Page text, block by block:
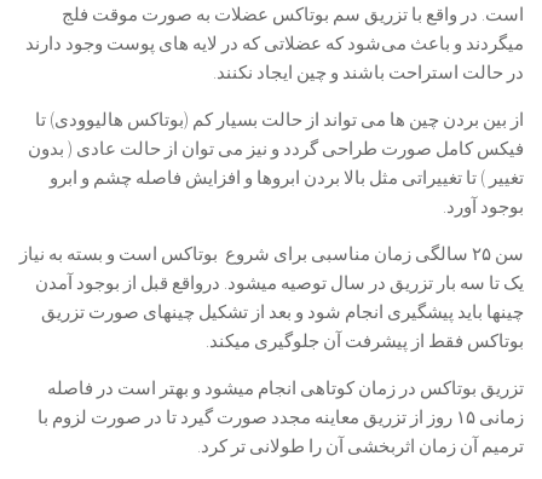
است. در واقع با تزریق سم بوتاکس عضلات به صورت موقت فلج
میگردند و باعث می‌شود که عضلاتی که در لایه های پوست وجود دارند
در حالت استراحت باشند و چین ایجاد نکنند.
از بین بردن چین ها می تواند از حالت بسیار کم (بوتاکس هالیوودی) تا
فیکس کامل صورت طراحی گردد و نیز می توان از حالت عادی ( بدون
تغییر ) تا تغییراتی مثل بالا بردن ابروها و افزایش فاصله چشم و ابرو
بوجود آورد.
سن ۲۵ سالگی زمان مناسبی برای شروع بوتاکس است و بسته به نیاز
یک تا سه بار تزریق در سال توصیه میشود. درواقع قبل از بوجود آمدن
چینها باید پیشگیری انجام شود و بعد از تشکیل چینهای صورت تزریق
بوتاکس فقط از پیشرفت آن جلوگیری میکند.
تزریق بوتاکس در زمان کوتاهی انجام میشود و بهتر است در فاصله
زمانی ۱۵ روز از تزریق معاینه مجدد صورت گیرد تا در صورت لزوم با
ترمیم آن زمان اثربخشی آن را طولانی تر کرد.